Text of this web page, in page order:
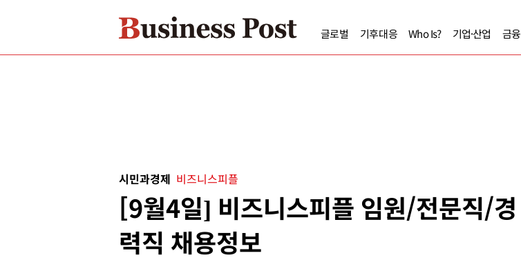
글로벌 기후대응 Who Is? 기업·산업 금융
시민과경제 비즈니스피플
[9월4일] 비즈니스피플 임원/전문직/경
력직 채용정보